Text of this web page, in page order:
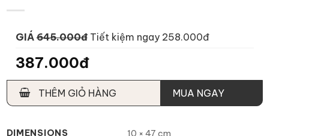
GIÁ645.000đ Tiết kiệm ngay 258.000đ
387.000đ
THÊM GIỎ HÀNG MUA NGAY
DIMENSIONS 10 × 47 cm